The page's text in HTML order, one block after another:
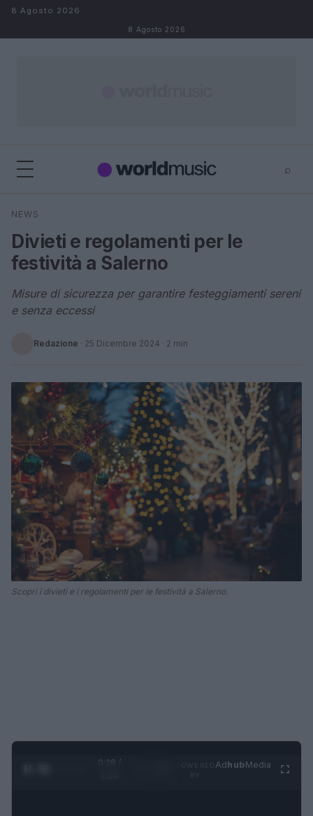
Salta al contenuto
8 Agosto 2026
8 Agosto 2026
⌕
Cerca
NEWS
Divieti e regolamenti per le
festività a Salerno
Misure di sicurezza per garantire festeggiamenti sereni
e senza eccessi
Redazione · 25 Dicembre 2024 · 2 min
Scopri i divieti e i regolamenti per le festività a Salerno.
0:29 /
AdhubMedia